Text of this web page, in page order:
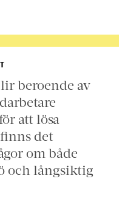
beroende av
att lösa
det
om både
och långsiktig